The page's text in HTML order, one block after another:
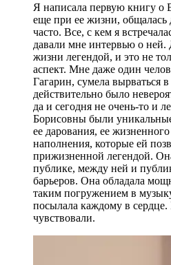
Я написала первую книгу о
еще при ее жизни, общалась
часто. Все, с кем я
давали мне интервью о ней.
жизни легендой, и это не
аспект. Мне даже один
Гагарин, сумела вырваться
действительно было
да и сегодня не очень-то и
Борисовны были уникальные
ее дарования, ее
наполнения, которые ей
прижизненной легендой.
публике, между ней и
барьеров. Она обладала
таким погружением в
посылала каждому в сердце.
чувствовали.